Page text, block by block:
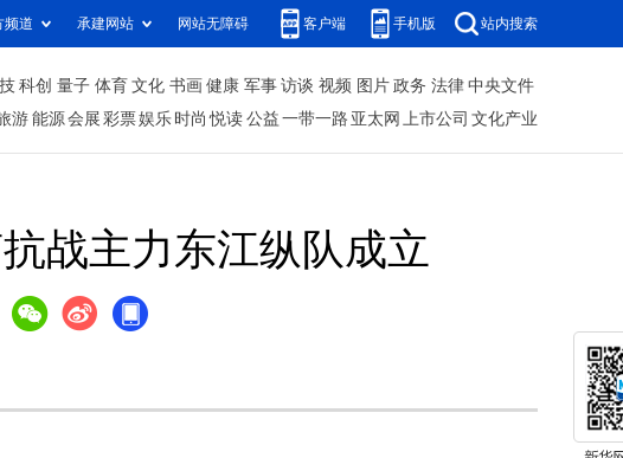
频道 承建网站 网站无障碍 客户端 手机版 站内搜索
科创 量子 体育 文化 书画 健康 军事 访谈 视频 图片 政务 法律 中央文件
游 能源 会展 彩票娱乐 时尚 悦读 公益 一带一路 亚太网 上市公司 文化产业
战主力东江纵队成立